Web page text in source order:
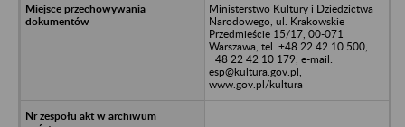
Ministerstwo Kultury i Dziedzictwa
Narodowego, ul. Krakowskie
Przedmieście 15/17, 00-071
Warszawa, tel. +48 22 42 10 500,
+48 22 42 10 179, e-mail:
esp@kultura.gov.pl,
www.gov.pl/kultura